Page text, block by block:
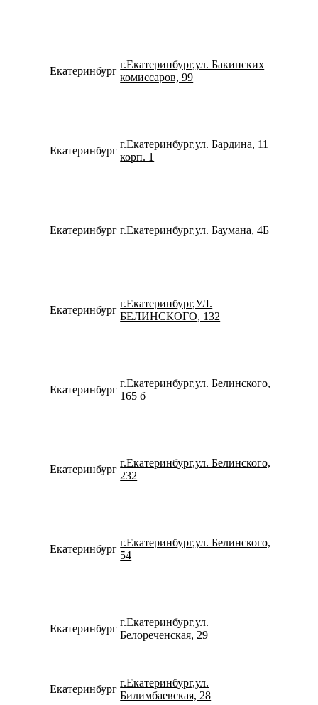
Екатеринбург
г.Екатеринбург,ул. Бакинских
комиссаров, 99
Екатеринбург
г.Екатеринбург,ул. Бардина, 11
корп. 1
Екатеринбург г.Екатеринбург,ул. Баумана, 4Б
Екатеринбург
г.Екатеринбург,УЛ.
БЕЛИНСКОГО, 132
Екатеринбург
г.Екатеринбург,ул. Белинского,
165 б
Екатеринбург
г.Екатеринбург,ул. Белинского,
232
Екатеринбург
г.Екатеринбург,ул. Белинского,
54
Екатеринбург
г.Екатеринбург,ул.
Белореченская, 29
Екатеринбург
г.Екатеринбург,ул.
Билимбаевская, 28